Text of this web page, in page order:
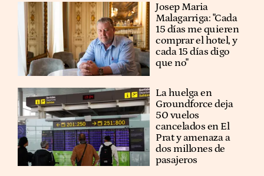
​​Josep Maria
Malagarriga: "Cada
15 días me quieren
comprar el hotel, y
cada 15 días digo
que no"
La huelga en
Groundforce deja
50 vuelos
cancelados en El
Prat y amenaza a
dos millones de
pasajeros